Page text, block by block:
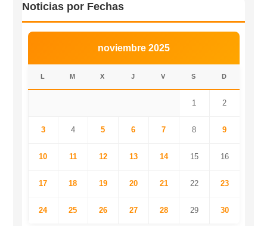
Noticias por Fechas
noviembre 2025
L M X J V S D
1 2
3 4 5 6 7 8 9
10 11 12 13 14 15 16
17 18 19 20 21 22 23
24 25 26 27 28 29 30